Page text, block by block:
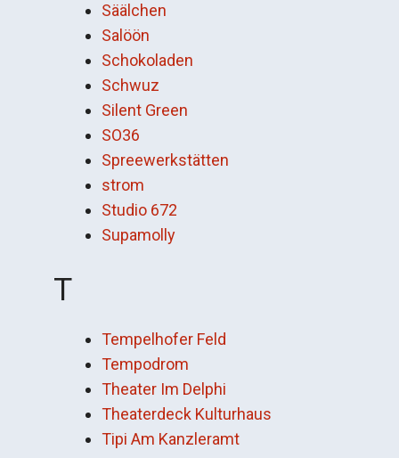
Säälchen
Salöön
Schokoladen
Schwuz
Silent Green
SO36
Spreewerkstätten
strom
Studio 672
Supamolly
T
Tempelhofer Feld
Tempodrom
Theater Im Delphi
Theaterdeck Kulturhaus
Tipi Am Kanzleramt